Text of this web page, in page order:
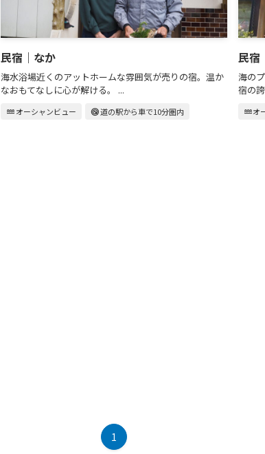
民宿｜なか
海水浴場近くのアットホームな雰囲気が売りの宿。温か
なおもてなしに心が解ける。 ...
waterオーシャンビュー radar道の駅から車で10分圏内
民
海の
宿の
waterオ
1